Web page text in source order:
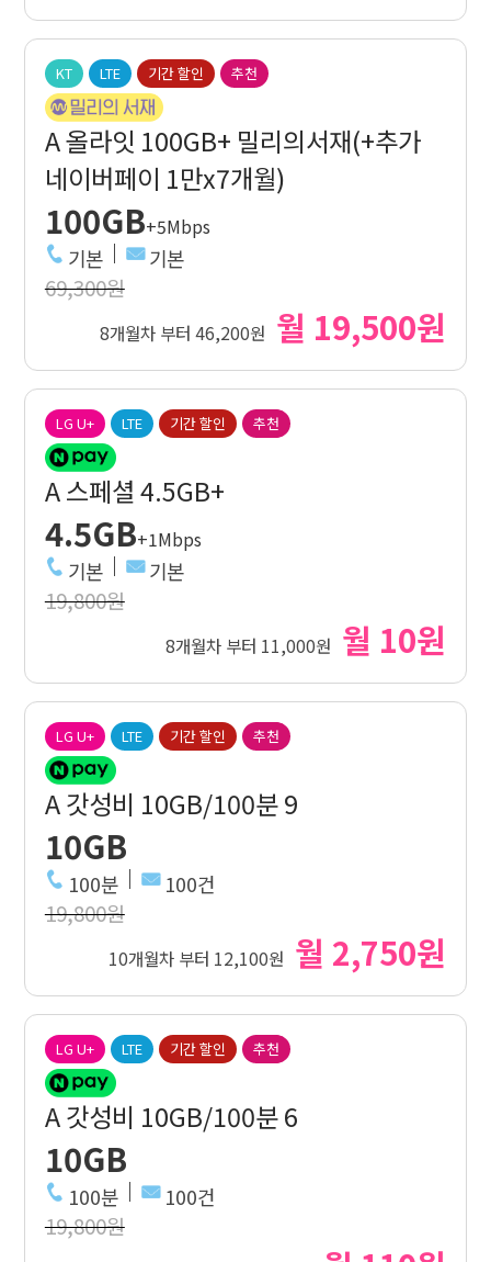
KT LTE 기간 할인 추천
A 올라잇 100GB+ 밀리의서재(+추가
네이버페이 1만x7개월)
100GB+5Mbps
기본 기본
69,300원
8개월차 부터 46,200원 월 19,500원
LG U+ LTE 기간 할인 추천
A 스페셜 4.5GB+
4.5GB+1Mbps
기본 기본
19,800원
8개월차 부터 11,000원 월 10원
LG U+ LTE 기간 할인 추천
A 갓성비 10GB/100분 9
10GB
100분 100건
19,800원
10개월차 부터 12,100원 월 2,750원
LG U+ LTE 기간 할인 추천
A 갓성비 10GB/100분 6
10GB
100분 100건
19,800원